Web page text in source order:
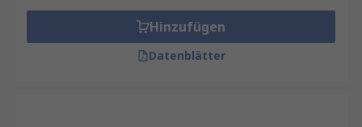
Hinzufügen
Datenblätter